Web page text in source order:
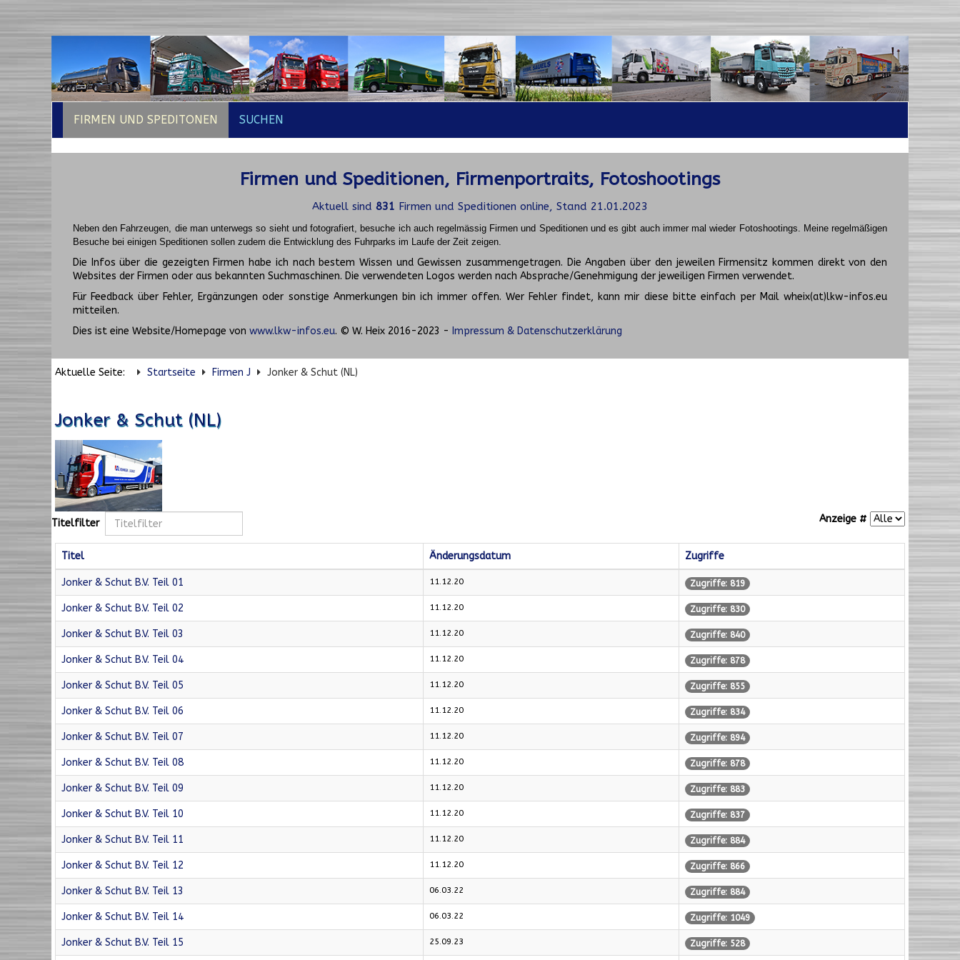
FIRMEN UND SPEDITONEN SUCHEN
Firmen und Speditionen, Firmenportraits, Fotoshootings
Aktuell sind 831 Firmen und Speditionen online, Stand 21.01.2023
Neben den Fahrzeugen, die man unterwegs so sieht und fotografiert, besuche ich auch regelmässig Firmen und Speditionen und es gibt auch immer mal wieder Fotoshootings. Meine regelmäßigen
Besuche bei einigen Speditionen sollen zudem die Entwicklung des Fuhrparks im Laufe der Zeit zeigen.
Die Infos über die gezeigten Firmen habe ich nach bestem Wissen und Gewissen zusammengetragen. Die Angaben über den jeweilen Firmensitz kommen direkt von den
Websites der Firmen oder aus bekannten Suchmaschinen. Die verwendeten Logos werden nach Absprache/Genehmigung der jeweiligen Firmen verwendet.
Für Feedback über Fehler, Ergänzungen oder sonstige Anmerkungen bin ich immer offen. Wer Fehler findet, kann mir diese bitte einfach per Mail wheix(at)lkw-infos.eu
mitteilen.
Dies ist eine Website/Homepage von www.lkw-infos.eu. © W. Heix 2016-2023 - Impressum & Datenschutzerklärung
Aktuelle Seite: Startseite Firmen J Jonker & Schut (NL)
Jonker & Schut (NL)
Titelfilter Anzeige #
Titel Änderungsdatum Zugriffe
Jonker & Schut B.V. Teil 01 11.12.20 Zugriffe: 819
Jonker & Schut B.V. Teil 02 11.12.20 Zugriffe: 830
Jonker & Schut B.V. Teil 03 11.12.20 Zugriffe: 840
Jonker & Schut B.V. Teil 04 11.12.20 Zugriffe: 878
Jonker & Schut B.V. Teil 05 11.12.20 Zugriffe: 855
Jonker & Schut B.V. Teil 06 11.12.20 Zugriffe: 834
Jonker & Schut B.V. Teil 07 11.12.20 Zugriffe: 894
Jonker & Schut B.V. Teil 08 11.12.20 Zugriffe: 878
Jonker & Schut B.V. Teil 09 11.12.20 Zugriffe: 883
Jonker & Schut B.V. Teil 10 11.12.20 Zugriffe: 837
Jonker & Schut B.V. Teil 11 11.12.20 Zugriffe: 884
Jonker & Schut B.V. Teil 12 11.12.20 Zugriffe: 866
Jonker & Schut B.V. Teil 13 06.03.22 Zugriffe: 884
Jonker & Schut B.V. Teil 14 06.03.22 Zugriffe: 1049
Jonker & Schut B.V. Teil 15 25.09.23 Zugriffe: 528